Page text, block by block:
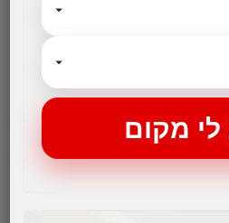
בית בגליל
ראש-פינה לעמוקה ומשתרע על פני
גלילי, בעל מבנה ארכיטקטוני
והזמנות